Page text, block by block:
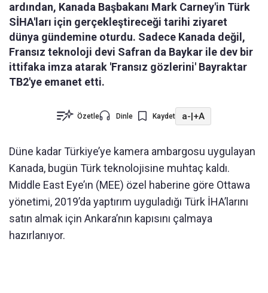
ardından, Kanada Başbakanı Mark Carney'in Türk
SİHA'ları için gerçekleştireceği tarihi ziyaret
dünya gündemine oturdu. Sadece Kanada değil,
Fransız teknoloji devi Safran da Baykar ile dev bir
ittifaka imza atarak 'Fransız gözlerini' Bayraktar
TB2'ye emanet etti.
Özetle Dinle Kaydet a-|+A
Düne kadar Türkiye’ye kamera ambargosu uygulayan
Kanada, bugün Türk teknolojisine muhtaç kaldı.
Middle East Eye’ın (MEE) özel haberine göre Ottawa
yönetimi, 2019’da yaptırım uyguladığı Türk İHA’larını
satın almak için Ankara’nın kapısını çalmaya
hazırlanıyor.